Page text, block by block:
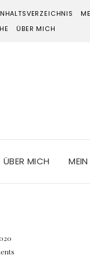
ÜBER MICH
ÜBER MICH